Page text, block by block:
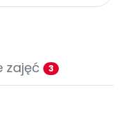
zajęć 3